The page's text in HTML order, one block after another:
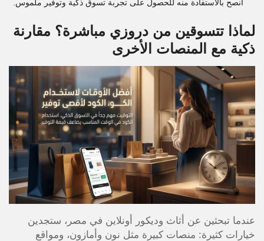
أنصح بالاستفادة منه للحصول على تجربة تسوق ذكية وتوفير ملموس.
لماذا تتسوقين من دروزي مباشرة؟ مقارنة
ذكية مع المنصات الأخرى
عندما تبحثين عن أثاث وديكور أونلاين في مصر، ستجدين
خيارات كثيرة: منصات كبيرة مثل نون وأمازون، ومواقع